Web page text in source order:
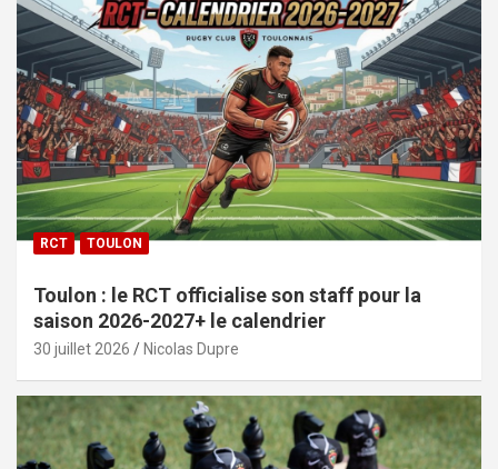
RCT TOULON
Toulon : le RCT officialise son staff pour la
saison 2026-2027+ le calendrier
30 juillet 2026 Nicolas Dupre